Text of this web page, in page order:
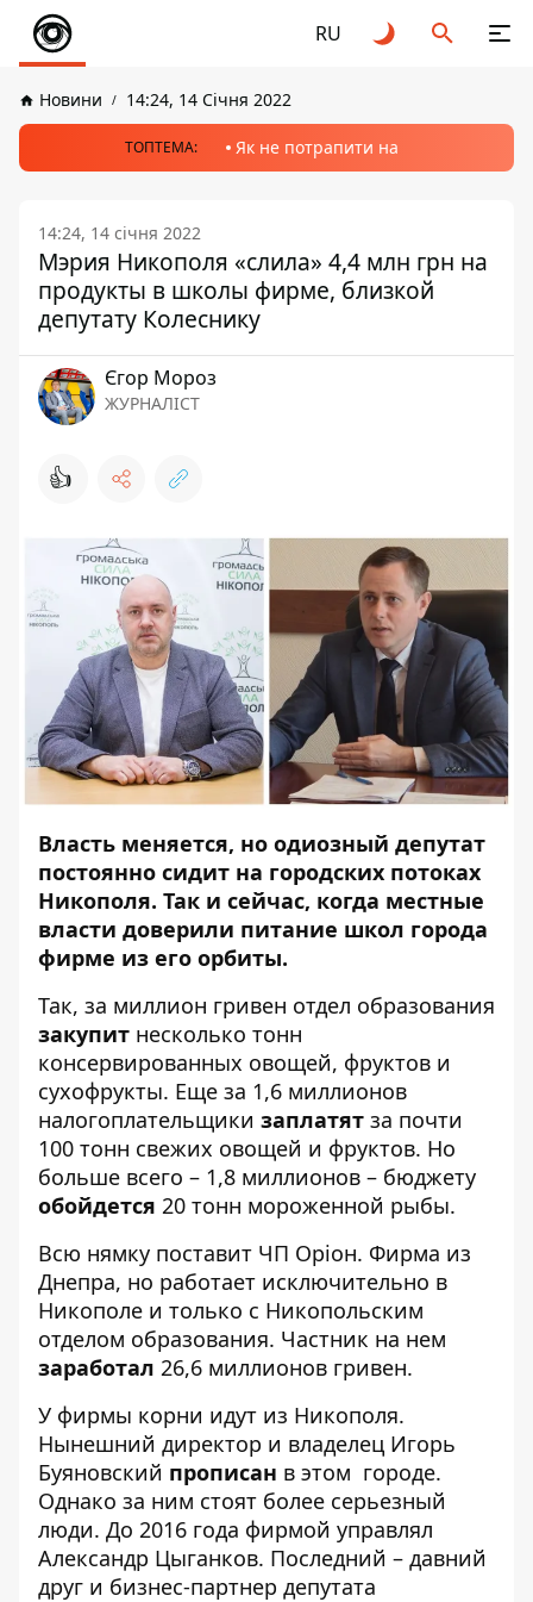
RU
Новини 14:24, 14 Січня 2022
ТОПТЕМА: Як не потрапити на
14:24, 14 січня 2022
Мэрия Никополя «слила» 4,4 млн грн на
продукты в школы фирме, близкой
депутату Колеснику
Єгор Мороз
ЖУРНАЛІСТ
👍
Власть меняется, но одиозный депутат
постоянно сидит на городских потоках
Никополя. Так и сейчас, когда местные
власти доверили питание школ города
фирме из его орбиты.
Так, за миллион гривен отдел образования
закупит несколько тонн
консервированных овощей, фруктов и
сухофрукты. Еще за 1,6 миллионов
налогоплательщики заплатят за почти
100 тонн свежих овощей и фруктов. Но
больше всего – 1,8 миллионов – бюджету
обойдется 20 тонн мороженной рыбы.
Всю нямку поставит ЧП Оріон. Фирма из
Днепра, но работает исключительно в
Никополе и только с Никопольским
отделом образования. Частник на нем
заработал 26,6 миллионов гривен.
У фирмы корни идут из Никополя.
Нынешний директор и владелец Игорь
Буяновский прописан в этом городе.
Однако за ним стоят более серьезный
люди. До 2016 года фирмой управлял
Александр Цыганков. Последний – давний
друг и бизнес-партнер депутата